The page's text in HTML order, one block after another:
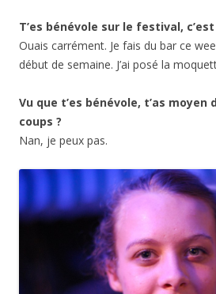
T’es bénévole sur le festival, c’est
Ouais carrément. Je fais du bar ce
début de semaine. J’ai posé la
Vu que t’es bénévole, t’as moyen
coups ?
Nan, je peux pas.